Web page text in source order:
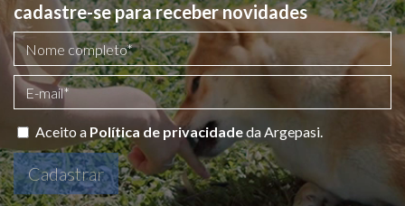
cadastre-se para receber novidades
Aceito a Política de privacidadeda Argepasi.
Cadastrar